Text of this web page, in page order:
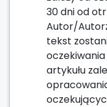
30 dni od
Autor/
tekst
artykułu